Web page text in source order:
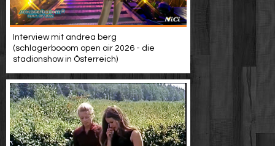
Interview mit andrea berg
(schlagerbooom open air 2026 - die
stadionshow in Österreich)